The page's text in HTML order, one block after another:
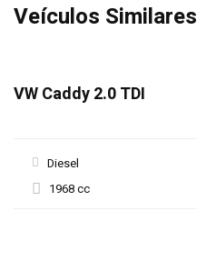
Veículos Similares
VW Caddy 2.0 TDI
Diesel
1968 cc